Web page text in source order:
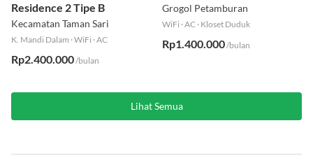
Residence 2 Tipe B
Kecamatan Taman Sari
K. Mandi Dalam ·WiFi ·AC
Rp2.400.000/bulan
Grogol Petamburan
WiFi ·AC · Kloset Duduk
Rp1.400.000/bulan
Lihat Semua